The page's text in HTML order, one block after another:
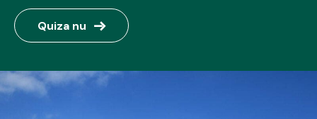
Quiza nu →